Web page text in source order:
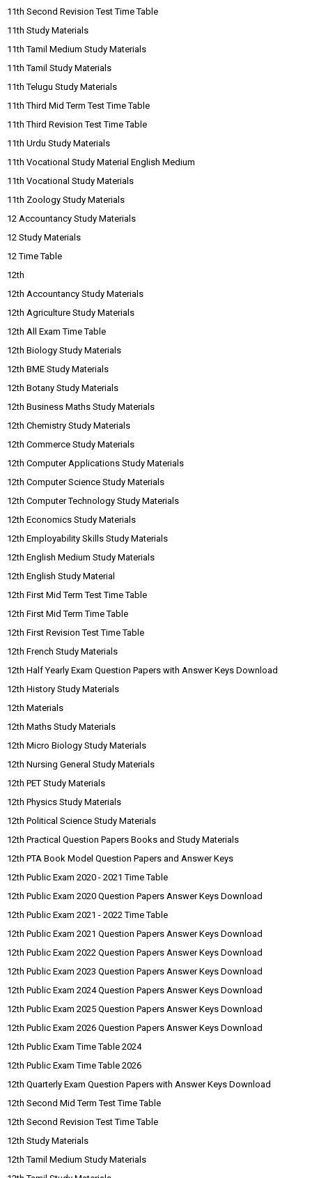
11th Second Revision Test Time Table
11th Study Materials
11th Tamil Medium Study Materials
11th Tamil Study Materials
11th Telugu Study Materials
11th Third Mid Term Test Time Table
11th Third Revision Test Time Table
11th Urdu Study Materials
11th Vocational Study Material English Medium
11th Vocational Study Materials
11th Zoology Study Materials
12 Accountancy Study Materials
12 Study Materials
12 Time Table
12th
12th Accountancy Study Materials
12th Agriculture Study Materials
12th All Exam Time Table
12th Biology Study Materials
12th BME Study Materials
12th Botany Study Materials
12th Business Maths Study Materials
12th Chemistry Study Materials
12th Commerce Study Materials
12th Computer Applications Study Materials
12th Computer Science Study Materials
12th Computer Technology Study Materials
12th Economics Study Materials
12th Employability Skills Study Materials
12th English Medium Study Materials
12th English Study Material
12th First Mid Term Test Time Table
12th First Mid Term Time Table
12th First Revision Test Time Table
12th French Study Materials
12th Half Yearly Exam Question Papers with Answer Keys Download
12th History Study Materials
12th Materials
12th Maths Study Materials
12th Micro Biology Study Materials
12th Nursing General Study Materials
12th PET Study Materials
12th Physics Study Materials
12th Political Science Study Materials
12th Practical Question Papers Books and Study Materials
12th PTA Book Model Question Papers and Answer Keys
12th Public Exam 2020 - 2021 Time Table
12th Public Exam 2020 Question Papers Answer Keys Download
12th Public Exam 2021 - 2022 Time Table
12th Public Exam 2021 Question Papers Answer Keys Download
12th Public Exam 2022 Question Papers Answer Keys Download
12th Public Exam 2023 Question Papers Answer Keys Download
12th Public Exam 2024 Question Papers Answer Keys Download
12th Public Exam 2025 Question Papers Answer Keys Download
12th Public Exam 2026 Question Papers Answer Keys Download
12th Public Exam Time Table 2024
12th Public Exam Time Table 2026
12th Quarterly Exam Question Papers with Answer Keys Download
12th Second Mid Term Test Time Table
12th Second Revision Test Time Table
12th Study Materials
12th Tamil Medium Study Materials